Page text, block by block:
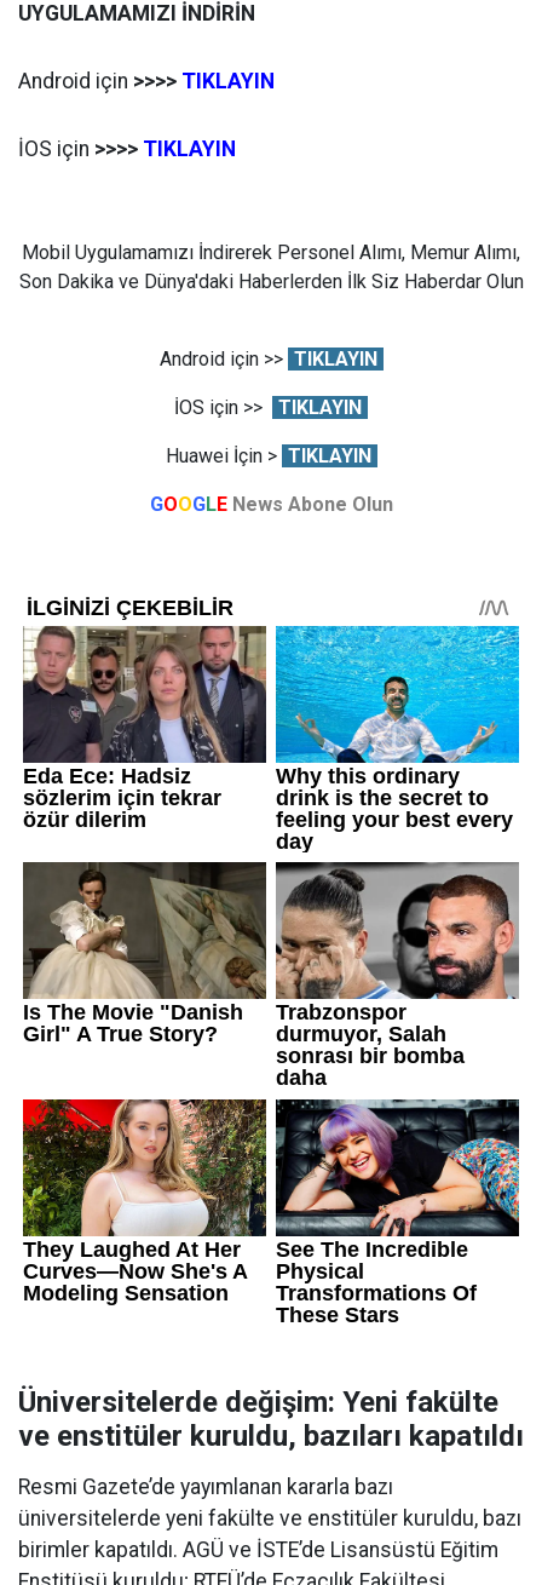
UYGULAMAMIZI İNDİRİN
Android için >>>> TIKLAYIN
İOS için >>>> TIKLAYIN
Mobil Uygulamamızı İndirerek Personel Alımı, Memur Alımı,
Son Dakika ve Dünya'daki Haberlerden İlk Siz Haberdar Olun
Android için >> TIKLAYIN
İOS için >> TIKLAYIN
Huawei İçin > TIKLAYIN
GOOGLE News Abone Olun
Üniversitelerde değişim: Yeni fakülte
ve enstitüler kuruldu, bazıları kapatıldı
Resmi Gazete’de yayımlanan kararla bazı
üniversitelerde yeni fakülte ve enstitüler kuruldu, bazı
birimler kapatıldı. AGÜ ve İSTE’de Lisansüstü Eğitim